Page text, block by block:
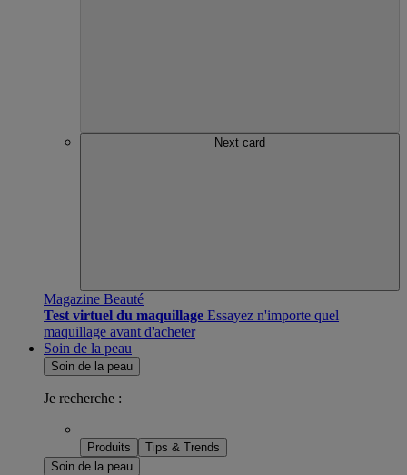
Next card
Magazine Beauté
Test virtuel du maquillage Essayez n'importe quel
maquillage avant d'acheter
Soin de la peau
Soin de la peau
Je recherche :
Produits
Tips & Trends
Soin de la peau